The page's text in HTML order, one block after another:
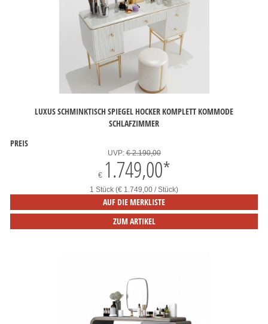
LUXUS SCHMINKTISCH SPIEGEL HOCKER KOMPLETT KOMMODE
SCHLAFZIMMER
PREIS
UVP:€ 2.190,00
€ 1.749,00*
1 Stück (€ 1.749,00 / Stück)
AUF DIE MERKLISTE
ZUM ARTIKEL